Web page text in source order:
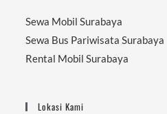
Sewa Mobil Surabaya
Sewa Bus Pariwisata Surabaya
Rental Mobil Surabaya
Lokasi Kami